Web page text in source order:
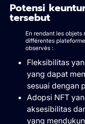
Potensi
tersebut
En rendant les
différentes
observés :
Fleksibilitas
yang dapat
sesuai dengan
Adopsi NFT
aksesibilitas
yang